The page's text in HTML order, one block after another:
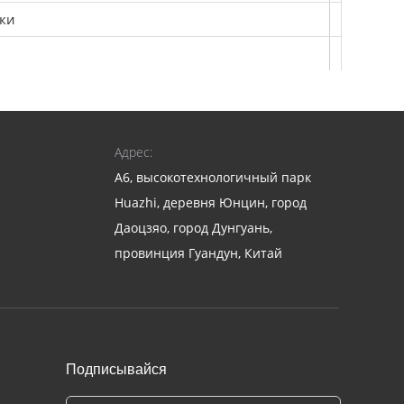
Адрес:
A6, высокотехнологичный парк
Huazhi, деревня Юнцин, город
Даоцзяо, город Дунгуань,
провинция Гуандун, Китай
Подписывайся